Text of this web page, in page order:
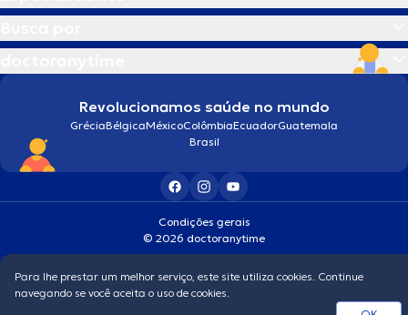
Revolucionamos saúde no mundo
GréciaBélgicaMéxicoColômbiaEcuadorGuatemala
Brasil
Condições gerais
© 2026 doctoranytime
Para lhe prestar um melhor serviço, este site utiliza cookies. Continue
navegando se você aceita o uso de cookies.